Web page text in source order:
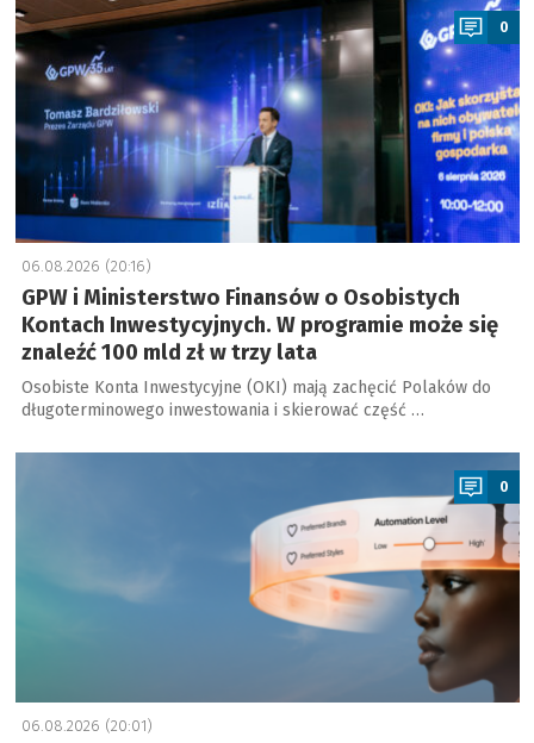
0
06.08.2026 (20:16)
GPW i Ministerstwo Finansów o Osobistych
Kontach Inwestycyjnych. W programie może się
znaleźć 100 mld zł w trzy lata
Osobiste Konta Inwestycyjne (OKI) mają zachęcić Polaków do
długoterminowego inwestowania i skierować część …
a
0
06.08.2026 (20:01)